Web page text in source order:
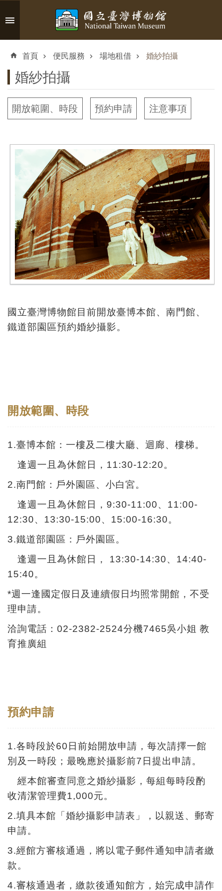
跳到主要內容區塊
搜
認
臺
博
參
資
訊
展
覽
訊
出
文
典
研
民
服
務
政
府
訊
私
權
資
安
全
宣
告
首頁 便民服務 場地租借 婚紗拍攝
婚紗拍攝
開放範圍、時段 預約申請 注意事項
國立臺灣博物館目前開放臺博本館、南門館、
鐵道部園區預約婚紗攝影。
開放範圍、時段
1.臺博本館：一樓及二樓大廳、迴廊、樓梯。
逢週一且為休館日，11:30-12:20。
2.南門館：戶外園區、小白宮。
逢週一且為休館日，9:30-11:00、11:00-
12:30、13:30-15:00、15:00-16:30。
3.鐵道部園區：戶外園區。
逢週一且為休館日， 13:30-14:30、14:40-
15:40。
*週一逢國定假日及連續假日均照常開館，不受
理申請。
洽詢電話：02-2382-2524分機7465吳小姐 教
育推廣組
預約申請
1.各時段於60日前始開放申請，每次請擇一館
別及一時段；最晚應於攝影前7日提出申請。
經本館審查同意之婚紗攝影，每組每時段酌
收清潔管理費1,000元。
2.填具本館「婚紗攝影申請表」，以親送、郵寄
申請。
3.經館方審核通過，將以電子郵件通知申請者繳
款。
4.審核通過者，繳款後通知館方，始完成申請作